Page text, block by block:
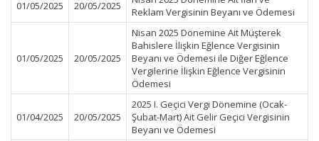
01/05/2025 20/05/2025
Reklam Vergisinin Beyanı ve Ödemesi
01/05/2025 20/05/2025
Nisan 2025 Dönemine Ait Müşterek
Bahislere İlişkin Eğlence Vergisinin
Beyanı ve Ödemesi ile Diğer Eğlence
Vergilerine İlişkin Eğlence Vergisinin
Ödemesi
01/04/2025 20/05/2025
2025 I. Geçici Vergi Dönemine (Ocak-
Şubat-Mart) Ait Gelir Geçici Vergisinin
Beyanı ve Ödemesi